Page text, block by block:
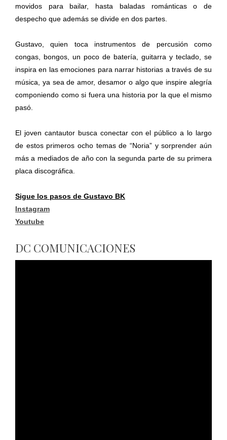
movidos para bailar, hasta baladas románticas o de
despecho que además se divide en dos partes.
Gustavo, quien toca instrumentos de percusión como
congas, bongos, un poco de batería, guitarra y teclado, se
inspira en las emociones para narrar historias a través de su
música, ya sea de amor, desamor o algo que inspire alegría
componiendo como si fuera una historia por la que el mismo
pasó.
El joven cantautor busca conectar con el público a lo largo
de estos primeros ocho temas de “Noria” y sorprender aún
más a mediados de año con la segunda parte de su primera
placa discográfica.
Sigue los pasos de Gustavo BK
Instagram
Youtube
DC COMUNICACIONES